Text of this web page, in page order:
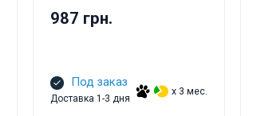
987 грн.
Под заказ
Доставка 1-3 дня
x 3 мес.